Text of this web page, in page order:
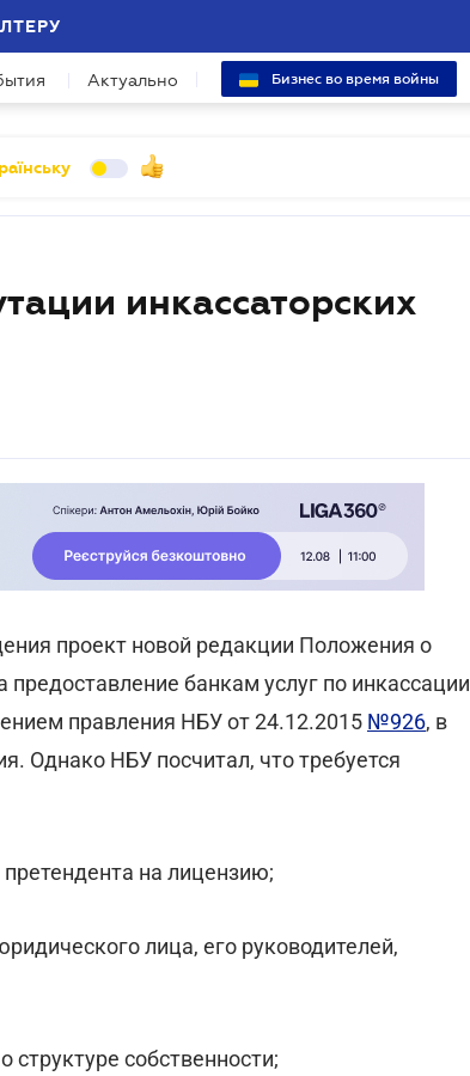
Актуально Бизнес во время войны
инкассаторских
проект новой редакции Положения о
банкам услуг по инкассации
правления НБУ от 24.12.2015 №926, в
Однако НБУ посчитал, что требуется
на лицензию;
лица, его руководителей,
структуре собственности;